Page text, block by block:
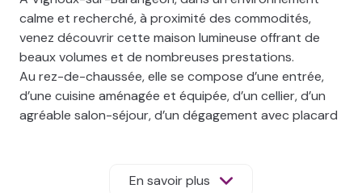
calme et recherché, à proximité des commodités,
venez découvrir cette maison lumineuse offrant de
beaux volumes et de nombreuses prestations.
Au rez-de-chaussée, elle se compose d’une entrée,
d’une cuisine aménagée et équipée, d’un cellier, d’un
agréable salon-séjour, d’un dégagement avec placard
rangement pouvant servir de bureau.
En savoir plus